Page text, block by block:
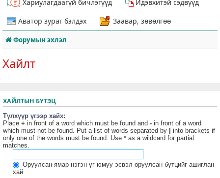
Хариулагдаагүй бичлэгүүд
Идэвхитэй сэдвүүд
Аватор зураг бэлдэх
Заавар, зөвөлгөө
Форумын эхлэл
Хайлт
ХАЙЛТЫН БҮТЭЦ
Түлхүүр үгээр хайх:
Place + in front of a word which must be found and - in front of a word
which must not be found. Put a list of words separated by | into brackets if
only one of the words must be found. Use * as a wildcard for partial
matches.
Оруулсан ямар нэгэн үг юмуу эсвэл оруулсан бүтцийг ашиглан
хай